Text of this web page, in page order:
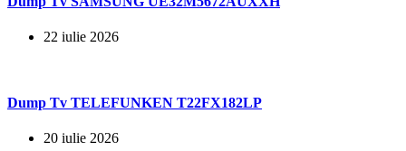
22 iulie 2026
Dump Tv TELEFUNKEN T22FX182LP
20 iulie 2026